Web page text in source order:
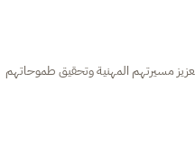
مسيرتهم المهنية وتحقيق طموحاتهم